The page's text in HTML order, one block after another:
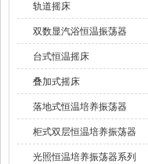
轨道摇床
双数显汽浴恒温振荡器
台式恒温摇床
叠加式摇床
落地式恒温培养振荡器
柜式双层恒温培养振荡器
光照恒温培养振荡器系列